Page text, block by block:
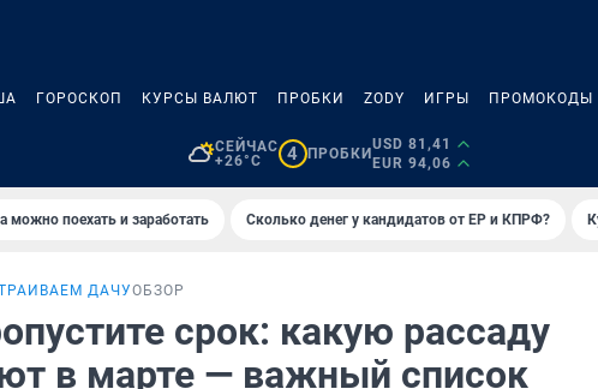
ГОРОСКОП КУРСЫ ВАЛЮТ ПРОБКИ ZODY ИГРЫ ПРОМОКОДЫ
СЕЙЧАС
+26°C
4 ПРОБКИ
USD 81,41
EUR 94,06
можно поехать и заработать Сколько денег у кандидатов от ЕР и КПРФ?
ДАЧУОБЗОР
срок: какую рассаду
в марте — важный список